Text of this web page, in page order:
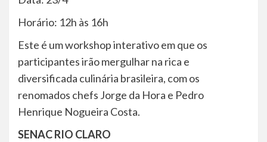
Horário: 12h às 16h
Este é um workshop interativo em que os
participantes irão mergulhar na rica e
diversificada culinária brasileira, com os
renomados chefs Jorge da Hora e Pedro
Henrique Nogueira Costa.
SENAC RIO CLARO